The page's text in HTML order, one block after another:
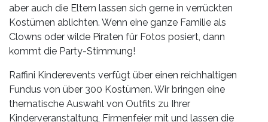
Weitere
Leistungen
Über
uns
Fotos,
aber auch die Eltern lassen sich gerne in verrückten
Kostümen ablichten. Wenn eine ganze Familie als
Clowns oder wilde Piraten für Fotos posiert, dann
kommt die Party-Stimmung!
Raffini Kinderevents verfügt über einen reichhaltigen
Fundus von über 300 Kostümen. Wir bringen eine
thematische Auswahl von Outfits zu Ihrer
Kinderveranstaltung, Firmenfeier mit und lassen die